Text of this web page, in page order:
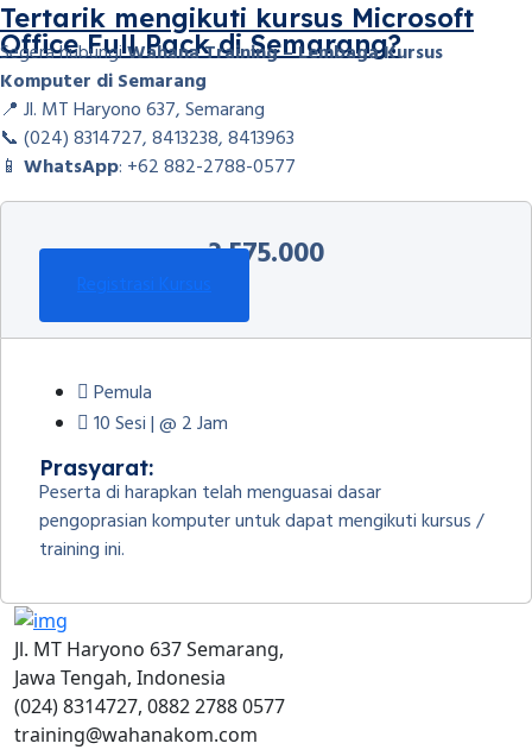
Tertarik mengikuti kursus Microsoft
Office Full Pack di Semarang?
Segera hubungiWahana Training – Lembaga Kursus
Komputer di Semarang
📍 Jl. MT Haryono 637, Semarang
📞 (024) 8314727, 8413238, 8413963
📱 WhatsApp: +62 882-2788-0577
3.575.000
Registrasi Kursus
Pemula
10 Sesi | @ 2 Jam
Prasyarat:
Peserta di harapkan telah menguasai dasar
pengoprasian komputer untuk dapat mengikuti kursus /
training ini.
Jl. MT Haryono 637 Semarang,
Jawa Tengah, Indonesia
(024) 8314727, 0882 2788 0577
training@wahanakom.com